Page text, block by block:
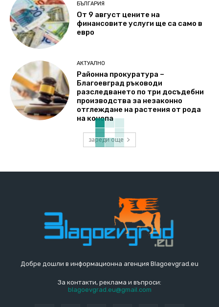
БЪЛГАРИЯ
От 9 август цените на
финансовите услуги ще са само в
евро
АКТУАЛНО
Районна прокуратура –
Благоевград ръководи
разследването по три досъдебни
производства за незаконно
отглеждане на растения от рода
на конопа
зареди още
Добре дошли в информационна агенция Blagoevgrad.eu
За контакти, реклама и въпроси:
blagoevgrad.eu@gmail.com